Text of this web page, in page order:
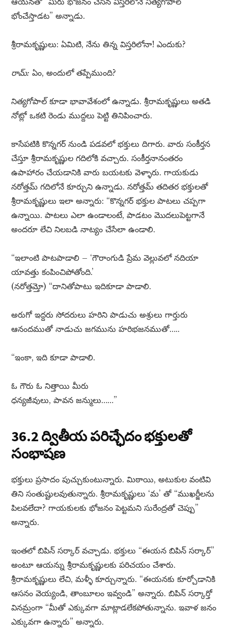
భోంచేస్తాడట” అన్నాడు.
శ్రీరామకృష్ణులు: ఏమిటి, నేను తిన్న విస్తరిలోనా! ఎందుకు?
రామ్: ఏం, అందులో తప్పేముంది?
నిత్యగోపాల్ కూడా భావావేశంలో ఉన్నాడు. శ్రీరామకృష్ణులు అతడి
నోట్లో ఒకటి రెండు ముద్దలు పెట్టి తినిపించారు.
కాసేపటికి కొన్నగర్ నుండి పడవలో భక్తులు దిగారు. వారు సంకీర్తన
చేస్తూ శ్రీరామకృష్ణుల గదిలోకి వచ్చారు. సంకీర్తనానంతరం
ఉపాహారం చేయడానికి వారు బయటకు వెళ్ళారు. గాయకుడు
నరోత్తమ్ గదిలోనే కూర్చుని ఉన్నాడు. నరోత్తమ్ తదితర భక్తులతో
శ్రీరామకృష్ణులు ఇలా అన్నారు: “కొన్నగర్ భక్తుల పాటలు చప్పగా
ఉన్నాయి. పాటలు ఎలా ఉండాలంటే, పాడటం మొదలుపెట్టగానే
అందరూ లేచి నిలబడి నాట్యం చేసేలా ఉండాలి.
“ఇలాంటి పాటపాడాలి – ‘గౌరాంగుడి ప్రేమ వెల్లువలో నదియా
యావత్తు కంపించిపోతోంది.’
(నరోత్తమ్తో) “దానితోపాటు ఇదికూడా పాడాలి.
అరుగో ఇద్దరు సోదరులు హరిని పాడుచు అశ్రులు గార్తురు
ఆనందముతో నాడుచు జగమును హరిభజనముతో…..
“ఇంకా, ఇది కూడా పాడాలి.
ఓ గౌరు ఓ నిత్తాయి మీరు
ధన్యజీవులు, పావన జన్ములు……”
36.2 ద్వితీయ పరిచ్ఛేదం భక్తులతో
సంభాషణ
భక్తులు ప్రసాదం పుచ్చుకుంటున్నారు. మిఠాయి, అటుకుల వంటివి
తిని సంతుష్టులవుతున్నారు. శ్రీరామకృష్ణులు ‘మ’ తో “ముఖర్జీలను
పిలవలేదా? గాయకులకు భోజనం పెట్టమని సురేంద్రతో చెప్పు”
అన్నారు.
ఇంతలో బిపిన్ సర్కార్ వచ్చాడు. భక్తులు “ఈయన బిపిన్ సర్కార్”
అంటూ ఆయన్ను శ్రీరామకృష్ణులకు పరిచయం చేశారు.
శ్రీరామకృష్ణులు లేచి, మళ్ళీ కూర్చున్నారు. “ఈయనకు కూర్చోడానికి
ఆసనం వెయ్యండి, తాంబూలం ఇవ్వండి” అన్నారు. బిపిన్ సర్కార్తో
వినమ్రంగా “మీతో ఎక్కువగా మాట్లాడలేకపోతున్నాను. ఇవాళ జనం
ఎక్కువగా ఉన్నారు” అన్నారు.